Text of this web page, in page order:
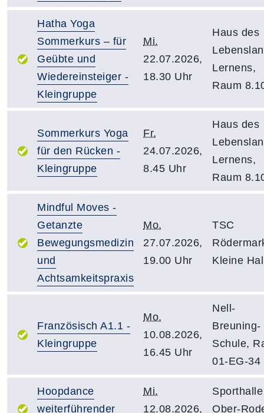
Hatha Yoga
Sommerkurs – für
Geübte und
Wiedereinsteiger -
Kleingruppe
Mi.
22.07.2026,
18.30 Uhr
Haus des
Lernens,
Raum
Sommerkurs Yoga
für den Rücken -
Kleingruppe
Fr.
24.07.2026,
8.45 Uhr
Haus des
Lernens,
Raum
Mindful Moves -
Getanzte
Bewegungsmedizin
und
Achtsamkeitspraxis
Mo.
27.07.2026,
19.00 Uhr
TSC
Kleine
Französisch A1.1 -
Kleingruppe
Mo.
10.08.2026,
16.45 Uhr
Nell-
Breuning-
Schule,
01-EG-34
Hoopdance
weiterführender
Mi.
12.08.2026,
Sporthalle
Ober-